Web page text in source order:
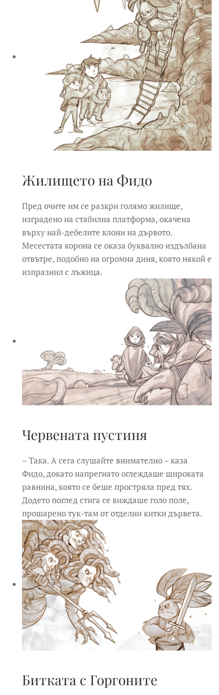
Жилището на Фидо
Пред очите им се разкри голямо жилище,
изградено на стабилна платформа, окачена
върху най-дебелите клони на дървото.
Месестата корона се оказа буквално издълбана
отвътре, подобно на огромна диня, която някой е
изпразнил с лъжица.
Червената пустиня
– Така. А сега слушайте внимателно – каза
Фидо, докато напрегнато оглеждаше широката
равнина, която се беше простряла пред тях.
Додето поглед стига се виждаше голо поле,
прошарено тук-там от отделни китки дървета.
Битката с Горгоните